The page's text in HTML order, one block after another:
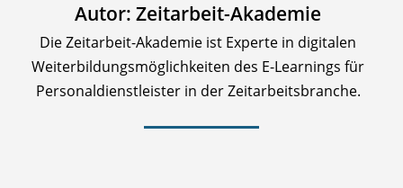
Autor: Zeitarbeit-Akademie
Die Zeitarbeit-Akademie ist Experte in digitalen
Weiterbildungsmöglichkeiten des E-Learnings für
Personaldienstleister in der Zeitarbeitsbranche.